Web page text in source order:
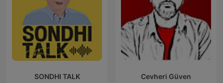
SONDHI TALK Cevheri Güven